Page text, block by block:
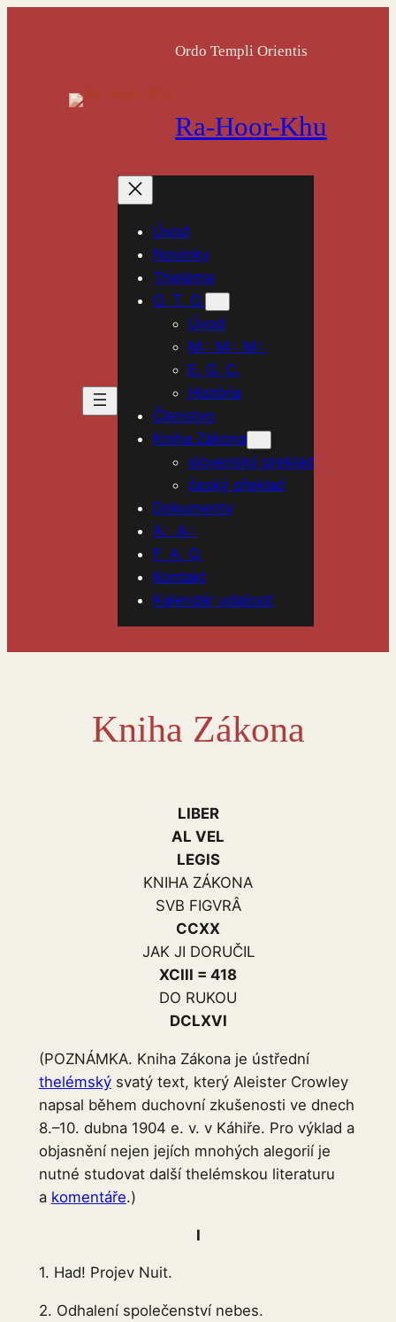
Ordo Templi Orientis
Ra-Hoor-Khu
Úvod
Novinky
Theléma
O. T. O.
Úvod
M∴ M∴ M∴
E. G. C.
História
Členstvo
Kniha Zákona
slovenský preklad
český překlad
Dokumenty
A∴ A∴
F. A. Q.
Kontakt
Kalendár udalostí
Kniha Zákona
LIBER
AL VEL
LEGIS
KNIHA ZÁKONA
SVB FIGVRÂ
CCXX
JAK JI DORUČIL
XCIII = 418
DO RUKOU
DCLXVI
(POZNÁMKA. Kniha Zákona je ústřední
thelémskýsvatý text, který Aleister Crowley
napsal během duchovní zkušenosti ve dnech
8.–10. dubna 1904 e. v. v Káhiře. Pro výklad a
objasnění nejen jejích mnohých alegorií je
nutné studovat další thelémskou literaturu
a komentáře.)
I
1. Had! Projev Nuit.
2. Odhalení společenství nebes.